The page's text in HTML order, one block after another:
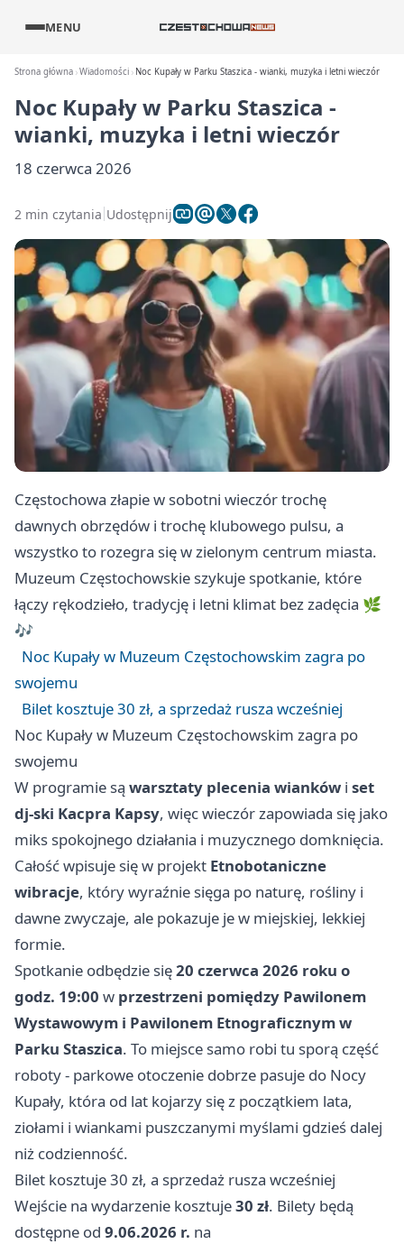
MENU
Strona główna Wiadomości Noc Kupały w Parku Staszica - wianki, muzyka i letni wieczór
Noc Kupały w Parku Staszica -
wianki, muzyka i letni wieczór
18 czerwca 2026
2 min czytania Udostępnij
Częstochowa złapie w sobotni wieczór trochę
dawnych obrzędów i trochę klubowego pulsu, a
wszystko to rozegra się w zielonym centrum miasta.
Muzeum Częstochowskie szykuje spotkanie, które
łączy rękodzieło, tradycję i letni klimat bez zadęcia 🌿
🎶
Noc Kupały w Muzeum Częstochowskim zagra po
swojemu
Bilet kosztuje 30 zł, a sprzedaż rusza wcześniej
Noc Kupały w Muzeum Częstochowskim zagra po
swojemu
W programie są warsztaty plecenia wianków i set
dj-ski Kacpra Kapsy, więc wieczór zapowiada się jako
miks spokojnego działania i muzycznego domknięcia.
Całość wpisuje się w projekt Etnobotaniczne
wibracje, który wyraźnie sięga po naturę, rośliny i
dawne zwyczaje, ale pokazuje je w miejskiej, lekkiej
formie.
Spotkanie odbędzie się20 czerwca 2026 roku o
godz. 19:00 w przestrzeni pomiędzy Pawilonem
Wystawowym i Pawilonem Etnograficznym w
Parku Staszica. To miejsce samo robi tu sporą część
roboty - parkowe otoczenie dobrze pasuje do Nocy
Kupały, która od lat kojarzy się z początkiem lata,
ziołami i wiankami puszczanymi myślami gdzieś dalej
niż codzienność.
Bilet kosztuje 30 zł, a sprzedaż rusza wcześniej
Wejście na wydarzenie kosztuje30 zł. Bilety będą
dostępne od 9.06.2026 r. na